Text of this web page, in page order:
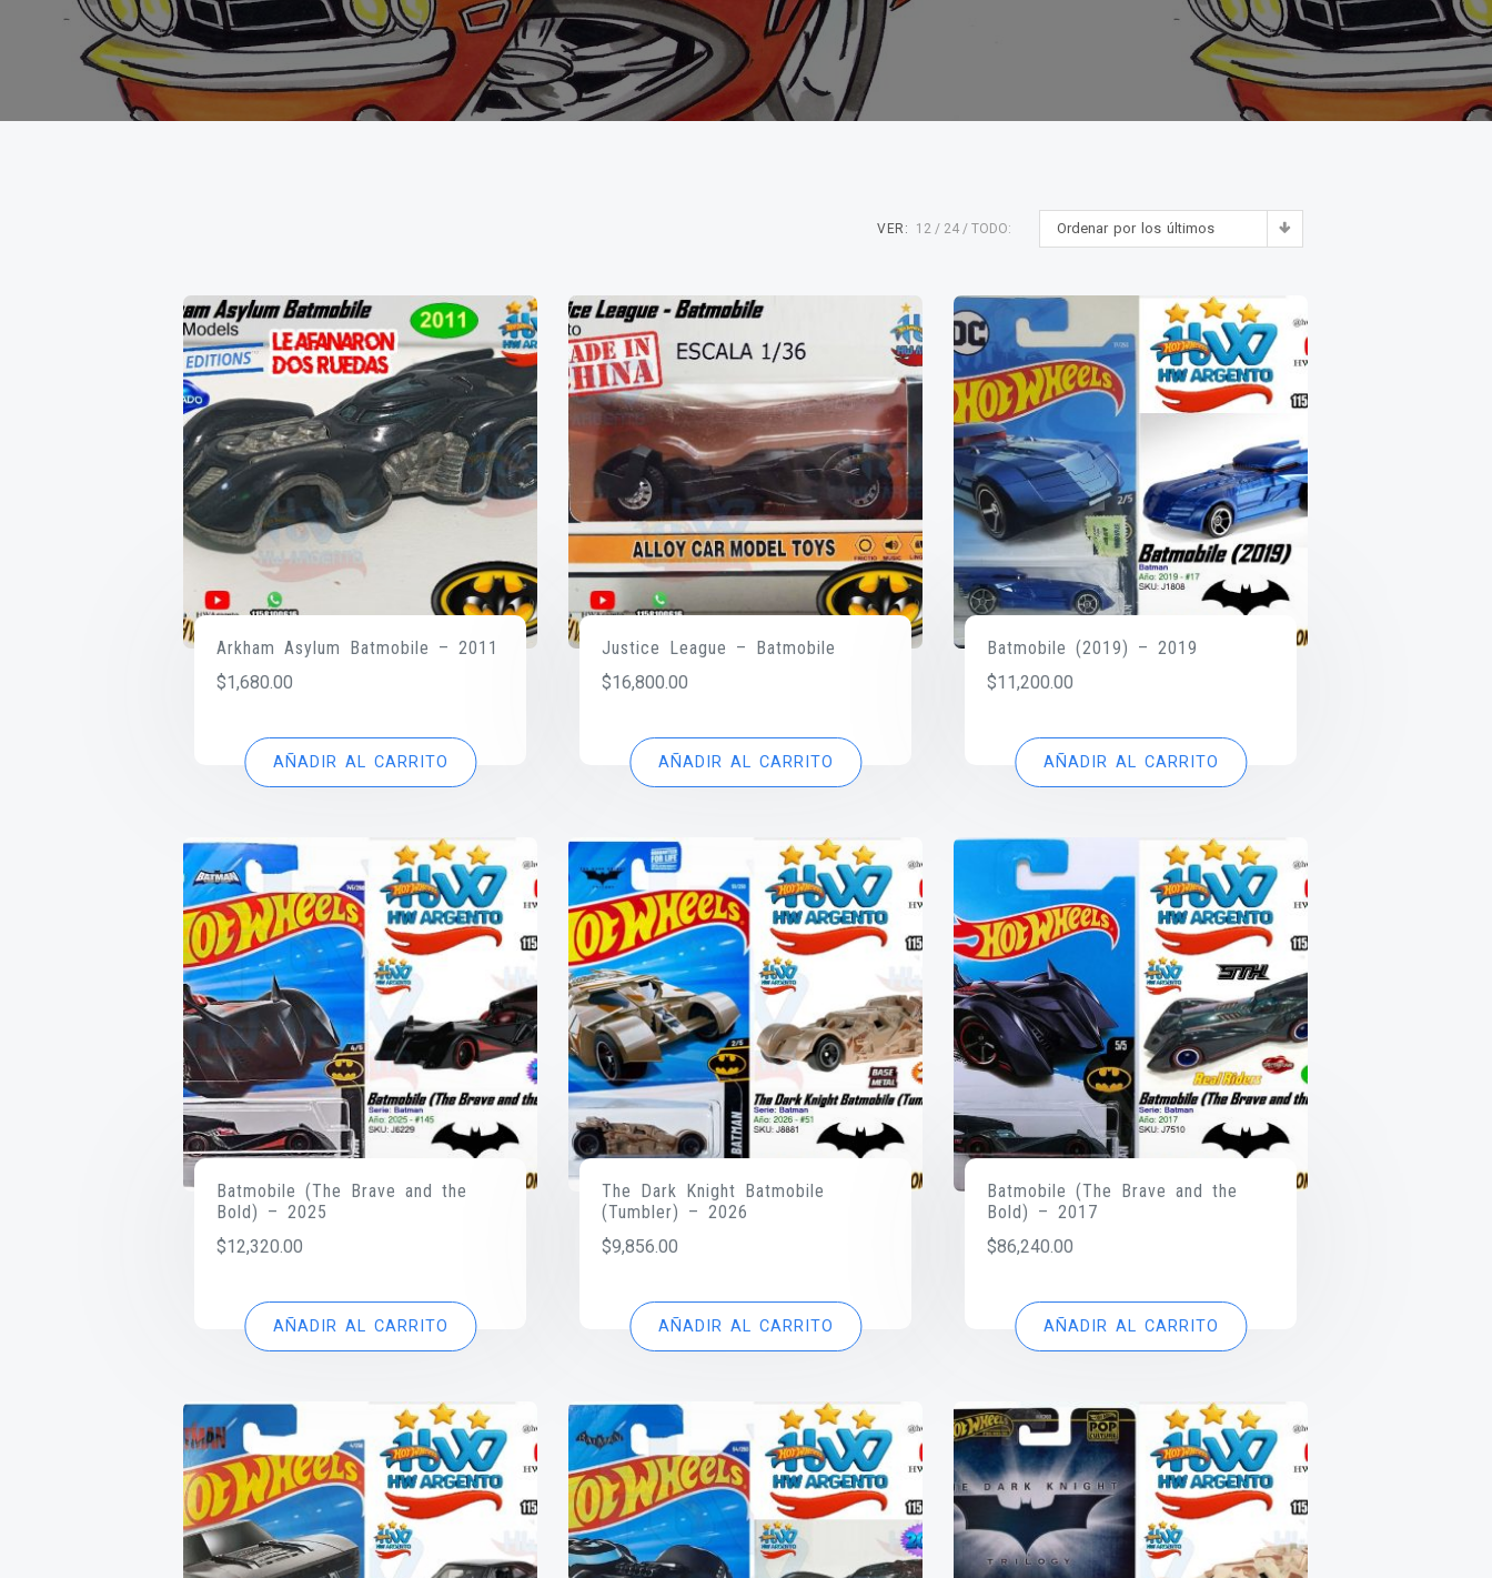
Ordenar por los últimos
VER: 12 24 TODO:
Arkham Asylum Batmobile – 2011
$1,680.00
AÑADIR AL CARRITO
Justice League – Batmobile
$16,800.00
AÑADIR AL CARRITO
Batmobile (2019) – 2019
$11,200.00
AÑADIR AL CARRITO
Batmobile (The Brave and the
Bold) – 2025
$12,320.00
AÑADIR AL CARRITO
The Dark Knight Batmobile
(Tumbler) – 2026
$9,856.00
AÑADIR AL CARRITO
Batmobile (The Brave and the
Bold) – 2017
$86,240.00
AÑADIR AL CARRITO